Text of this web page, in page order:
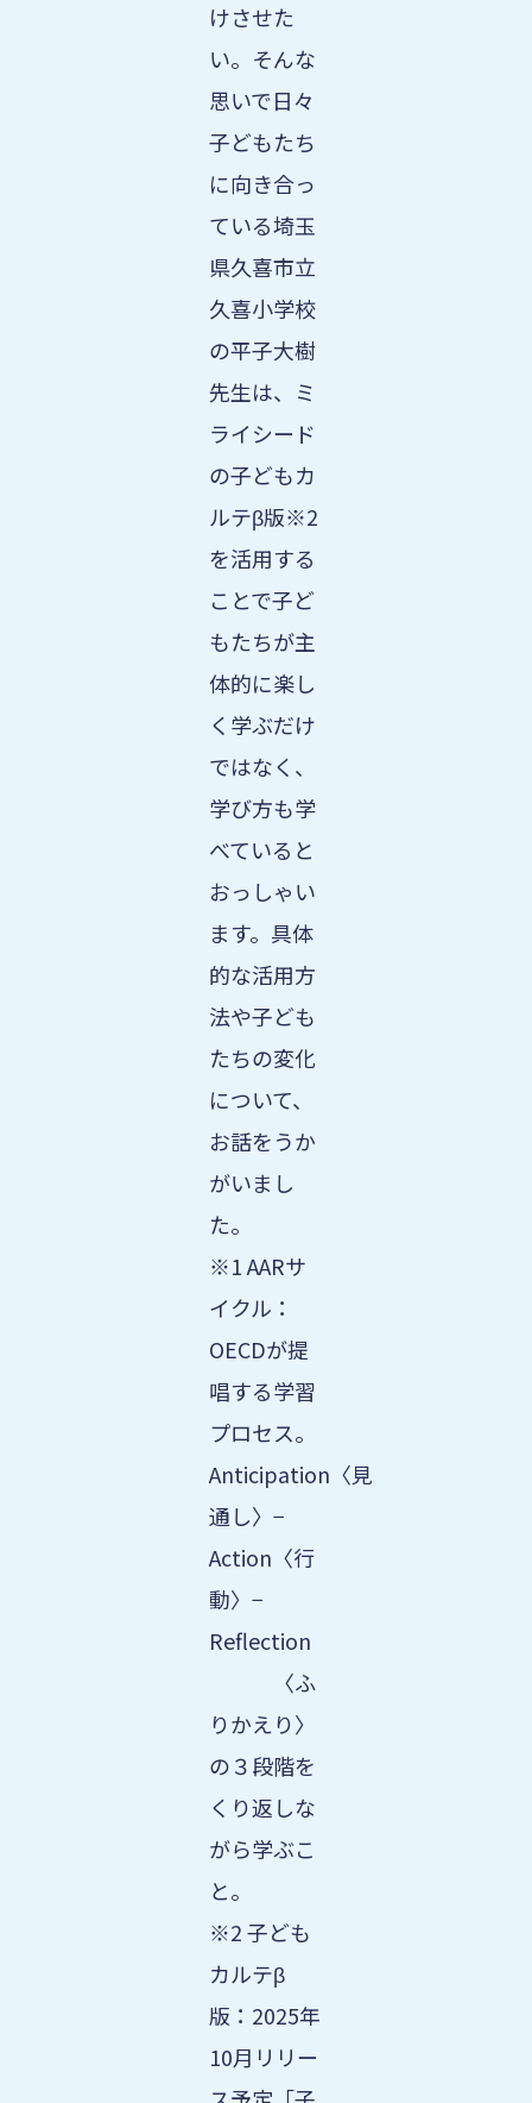
けさせた
い。そんな
思いで日々
子どもたち
に向き合っ
ている埼玉
県久喜市立
久喜小学校
の平子大樹
先生は、ミ
ライシード
の子どもカ
ルテβ版※2
を活用する
ことで子ど
もたちが主
体的に楽し
く学ぶだけ
ではなく、
学び方も学
べていると
おっしゃい
ます。具体
的な活用方
法や子ども
たちの変化
について、
お話をうか
がいまし
た。
※1 AARサ
イクル：
OECDが提
唱する学習
プロセス。
Anticipation〈見
通し〉−
Action〈行
動〉−
Reflection
〈ふ
りかえり〉
の３段階を
くり返しな
がら学ぶこ
と。
※2 子ども
カルテβ
版：2025年
10月リリー